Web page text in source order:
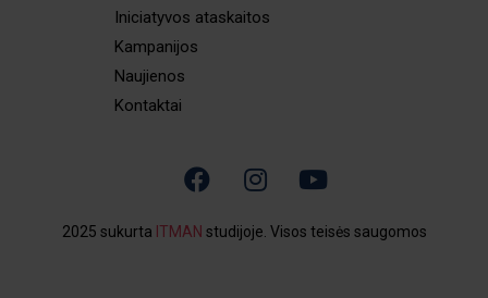
Iniciatyvos ataskaitos
Kampanijos
Naujienos
Kontaktai
2025 sukurta ITMAN studijoje. Visos teisės saugomos